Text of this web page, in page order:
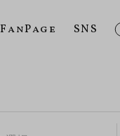
FanPage SNS